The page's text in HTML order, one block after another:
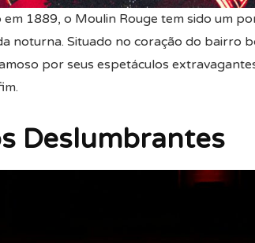
em 1889, o Moulin Rouge tem sido um
noturna. Situado no coração do bairro
por seus espetáculos
Deslumbrantes